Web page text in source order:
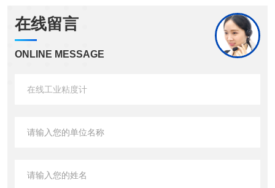
在线留言
ONLINE MESSAGE